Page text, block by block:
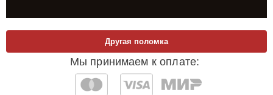
Мы принимаем к оплате:
Другая поломка